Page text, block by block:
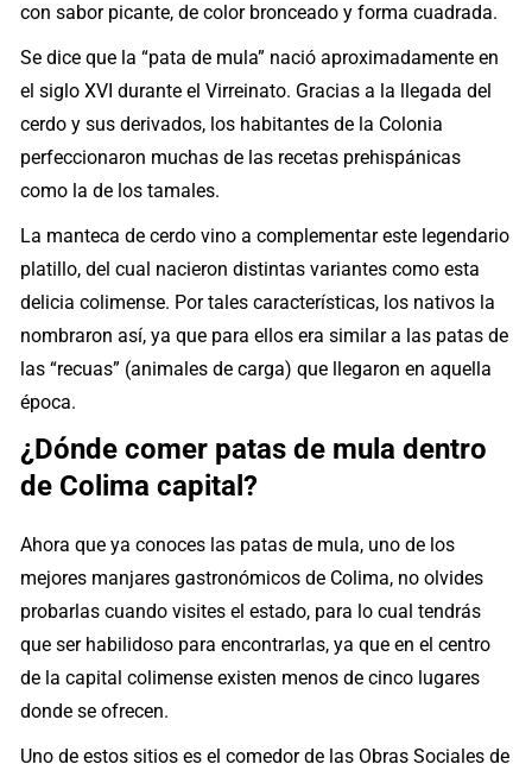
con sabor picante, de color bronceado y forma cuadrada.
Se dice que la “pata de mula” nació aproximadamente en
el siglo XVI durante el Virreinato. Gracias a la llegada del
cerdo y sus derivados, los habitantes de la Colonia
perfeccionaron muchas de las recetas prehispánicas
como la de los tamales.
La manteca de cerdo vino a complementar este legendario
platillo, del cual nacieron distintas variantes como esta
delicia colimense. Por tales características, los nativos la
nombraron así, ya que para ellos era similar a las patas de
las “recuas” (animales de carga) que llegaron en aquella
época.
¿Dónde comer patas de mula dentro
de Colima capital?
Ahora que ya conoces las patas de mula, uno de los
mejores manjares gastronómicos de Colima, no olvides
probarlas cuando visites el estado, para lo cual tendrás
que ser habilidoso para encontrarlas, ya que en el centro
de la capital colimense existen menos de cinco lugares
donde se ofrecen.
Uno de estos sitios es el comedor de las Obras Sociales de